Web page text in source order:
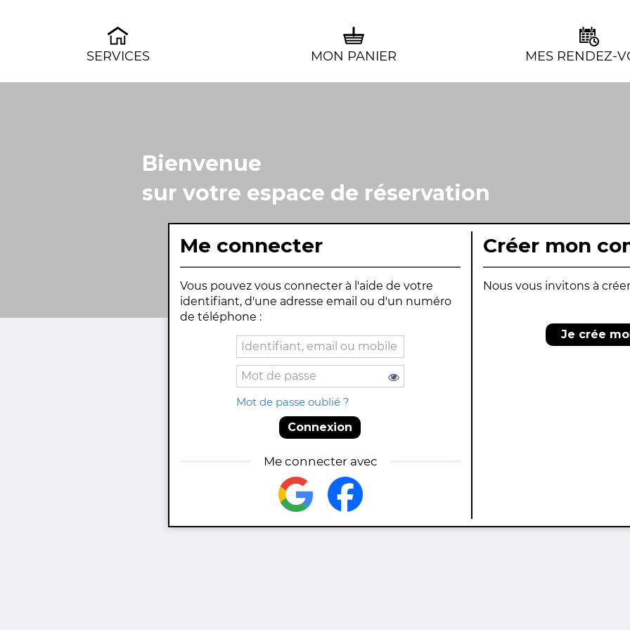
SERVICES MON PANIER MES RENDEZ-
Bienvenue
sur votre espace de réservation
Me connecter
Vous pouvez vous connecter à l'aide de votre
identifiant, d'une adresse email ou d'un numéro
de téléphone :
Mot de passe oublié ?
Connexion
Me connecter avec
Créer mon
Nous vous invitons à
Je crée